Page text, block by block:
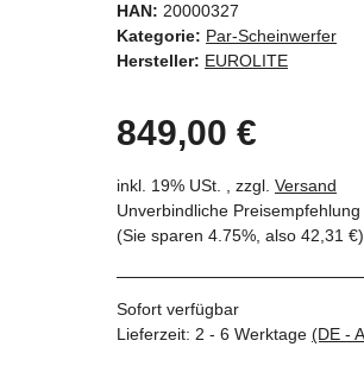
HAN: 20000327
Kategorie: Par-Scheinwerfer
Hersteller: EUROLITE
849,00 €
inkl. 19% USt. , zzgl. Versand
Unverbindliche
(Sie sparen 4.75%, also 42,31 €)
Sofort verfügbar
Lieferzeit: 2 - 6 Werktage (DE -